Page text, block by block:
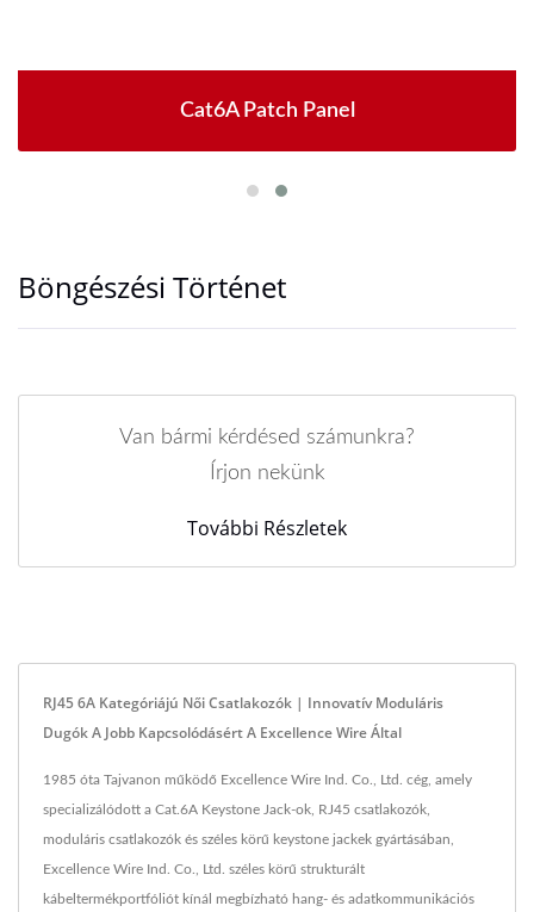
Cat6A Patch Panel
Böngészési Történet
Van bármi kérdésed számunkra?
Írjon nekünk
További Részletek
RJ45 6A Kategóriájú Női Csatlakozók | Innovatív Moduláris
Dugók A Jobb Kapcsolódásért A Excellence Wire Által
1985 óta Tajvanon működő Excellence Wire Ind. Co., Ltd. cég, amely
specializálódott a Cat.6A Keystone Jack-ok, RJ45 csatlakozók,
moduláris csatlakozók és széles körű keystone jackek gyártásában,
Excellence Wire Ind. Co., Ltd. széles körű strukturált
kábeltermékportfóliót kínál megbízható hang- és adatkommunikációs